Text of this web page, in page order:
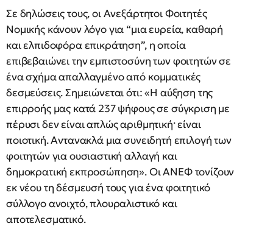
Σε δηλώσεις τους, οι Ανεξάρτητοι Φοιτητές
Νομικής κάνουν λόγο για “μια ευρεία, καθαρή
και ελπιδοφόρα επικράτηση”, η οποία
επιβεβαιώνει την εμπιστοσύνη των φοιτητών σε
ένα σχήμα απαλλαγμένο από κομματικές
δεσμεύσεις. Σημειώνεται ότι: «Η αύξηση της
επιρροής μας κατά 237 ψήφους σε σύγκριση με
πέρυσι δεν είναι απλώς αριθμητική· είναι
ποιοτική. Αντανακλά μια συνειδητή επιλογή των
φοιτητών για ουσιαστική αλλαγή και
δημοκρατική εκπροσώπηση». Οι ΑΝΕΦ τονίζουν
εκ νέου τη δέσμευσή τους για ένα φοιτητικό
σύλλογο ανοιχτό, πλουραλιστικό και
αποτελεσματικό.